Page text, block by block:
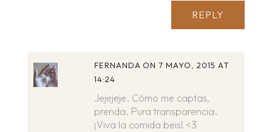
REPLY
FERNANDA ON 7 MAYO, 2015 AT
14:24
Jejejeje. Cómo me captas,
prenda. Pura transparencia.
¡Viva la comida beis! <3